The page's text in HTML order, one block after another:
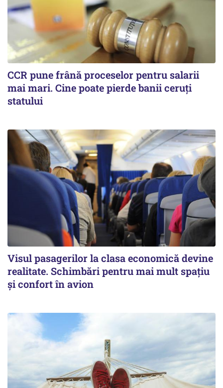
CCR pune frână proceselor pentru salarii
mai mari. Cine poate pierde banii ceruți
statului
Visul pasagerilor la clasa economică devine
realitate. Schimbări pentru mai mult spațiu
și confort în avion